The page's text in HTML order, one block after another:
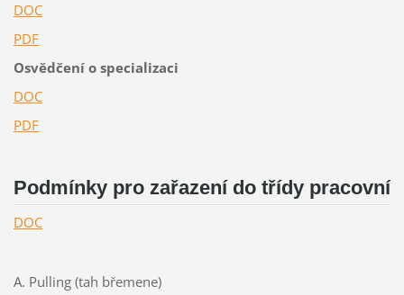
DOC
PDF
Osvědčení o specializaci
DOC
PDF
Podmínky pro zařazení do třídy pracovní
DOC
A. Pulling (tah břemene)